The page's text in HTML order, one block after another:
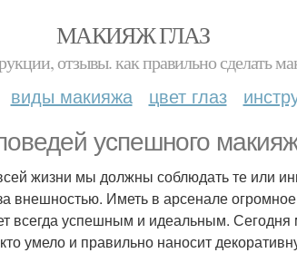
МАКИЯЖ ГЛАЗ
отзывы. как правильно сделать
виды макияжа цвет глаз
успешного
жизни мы должны соблюдать те или
внешностью. Иметь в арсенале
всегда успешным и идеальным. Сегодня
умело и правильно наносит